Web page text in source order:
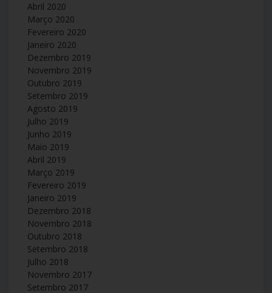
Abril 2020
Março 2020
Fevereiro 2020
Janeiro 2020
Dezembro 2019
Novembro 2019
Outubro 2019
Setembro 2019
Agosto 2019
Julho 2019
Junho 2019
Maio 2019
Abril 2019
Março 2019
Fevereiro 2019
Janeiro 2019
Dezembro 2018
Novembro 2018
Outubro 2018
Setembro 2018
Julho 2018
Novembro 2017
Setembro 2017